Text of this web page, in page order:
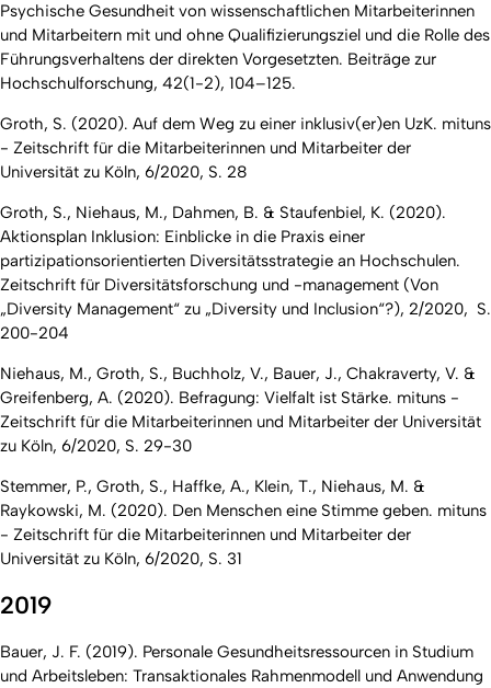
Psychische Gesundheit von wissenschaftlichen Mitarbeiterinnen
und Mitarbeitern mit und ohne Qualifizierungsziel und die Rolle des
Führungsverhaltens der direkten Vorgesetzten. Beiträge zur
Hochschulforschung, 42(1-2), 104–125.
Groth, S. (2020). Auf dem Weg zu einer inklusiv(er)en UzK. mituns
- Zeitschrift für die Mitarbeiterinnen und Mitarbeiter der
Universität zu Köln, 6/2020, S. 28
Groth, S., Niehaus, M., Dahmen, B. & Staufenbiel, K. (2020).
Aktionsplan Inklusion: Einblicke in die Praxis einer
partizipationsorientierten Diversitätsstrategie an Hochschulen.
Zeitschrift für Diversitätsforschung und -management (Von
„Diversity Management“ zu „Diversity und Inclusion“?), 2/2020, S.
200-204
Niehaus, M., Groth, S., Buchholz, V., Bauer, J., Chakraverty, V. &
Greifenberg, A. (2020). Befragung: Vielfalt ist Stärke. mituns -
Zeitschrift für die Mitarbeiterinnen und Mitarbeiter der Universität
zu Köln, 6/2020, S. 29-30
Stemmer, P., Groth, S., Haffke, A., Klein, T., Niehaus, M. &
Raykowski, M. (2020). Den Menschen eine Stimme geben. mituns
- Zeitschrift für die Mitarbeiterinnen und Mitarbeiter der
Universität zu Köln, 6/2020, S. 31
2019
Bauer, J. F. (2019). Personale Gesundheitsressourcen in Studium
und Arbeitsleben: Transaktionales Rahmenmodell und Anwendung